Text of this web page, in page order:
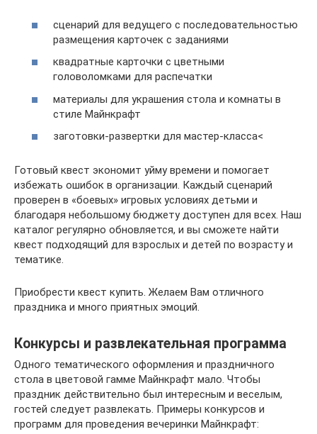
сценарий для ведущего с последовательностью
размещения карточек с заданиями
квадратные карточки с цветными
головоломками для распечатки
материалы для украшения стола и комнаты в
стиле Майнкрафт
заготовки-развертки для мастер-класса<
Готовый квест экономит уйму времени и помогает
избежать ошибок в организации. Каждый сценарий
проверен в «боевых» игровых условиях детьми и
благодаря небольшому бюджету доступен для всех. Наш
каталог регулярно обновляется, и вы сможете найти
квест подходящий для взрослых и детей по возрасту и
тематике.
Приобрести квест купить. Желаем Вам отличного
праздника и много приятных эмоций.
Конкурсы и развлекательная программа
Одного тематического оформления и праздничного
стола в цветовой гамме Майнкрафт мало. Чтобы
праздник действительно был интересным и веселым,
гостей следует развлекать. Примеры конкурсов и
программ для проведения вечеринки Майнкрафт: